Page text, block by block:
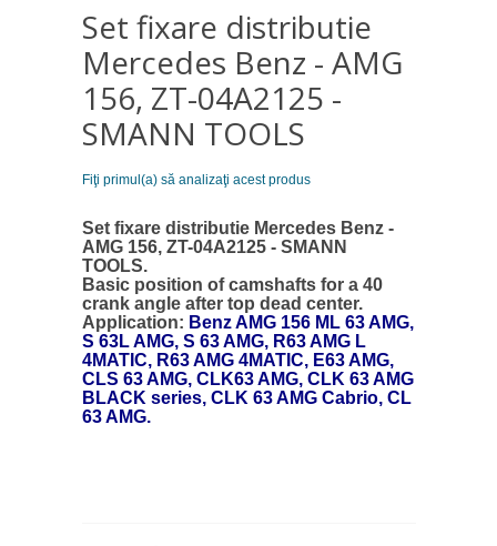
Set fixare distributie
Mercedes Benz - AMG
156, ZT-04A2125 -
SMANN TOOLS
Fiţi primul(a) să analizaţi acest produs
Set fixare distributie Mercedes Benz -
AMG 156, ZT-04A2125 - SMANN
TOOLS.
Basic position of camshafts for a 40
crank angle after top dead center.
Application: Benz AMG 156 ML 63 AMG,
S 63L AMG, S 63 AMG, R63 AMG L
4MATIC, R63 AMG 4MATIC, E63 AMG,
CLS 63 AMG, CLK63 AMG, CLK 63 AMG
BLACK series, CLK 63 AMG Cabrio, CL
63 AMG.